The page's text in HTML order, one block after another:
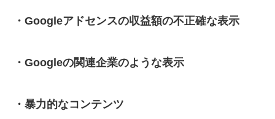
・Googleアドセンスの収益額の不正確な表示
・Googleの関連企業のような表示
・暴力的なコンテンツ